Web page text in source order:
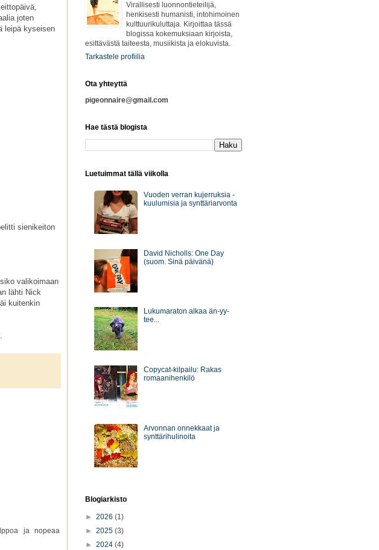
joten
leipä kyseisen
sienikeiton
valikoimaan
lähti Nick
kuitenkin
ja nopeaa
Virallisesti luonnontieteilijä,
henkisesti humanisti, intohimoinen
kulttuurikuluttaja. Kirjoittaa tässä
blogissa kokemuksiaan kirjoista,
esittävästä taiteesta, musiikista ja elokuvista.
Tarkastele profiilia
Ota yhteyttä
pigeonnaire@gmail.com
Hae tästä blogista
Luetuimmat tällä viikolla
Vuoden verran kujerruksia -
kuulumisia ja synttäriarvonta
David Nicholls: One Day
(suom. Sinä päivänä)
Lukumaraton alkaa än-yy-
tee...
Copycat-kilpailu: Rakas
romaanihenkilö
Arvonnan onnekkaat ja
synttärihulinoita
Blogiarkisto
► 2026 (1)
► 2025 (3)
► 2024 (4)